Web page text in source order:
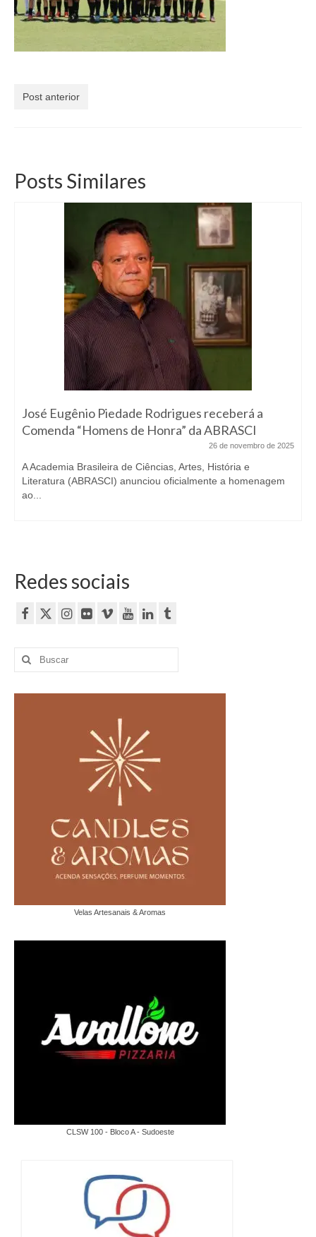
Currículo
Post anterior
Posts Similares
José Eugênio Piedade Rodrigues receberá a
Comenda “Homens de Honra” da ABRASCI
26 de novembro de 2025
A Academia Brasileira de Ciências, Artes, História e
Literatura (ABRASCI) anunciou oficialmente a homenagem
ao...
Redes sociais
Buscar
por:
Velas Artesanais & Aromas
CLSW 100 - Bloco A - Sudoeste